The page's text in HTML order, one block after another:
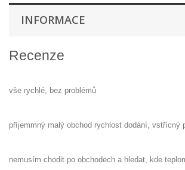
INFORMACE
Recenze
vše rychlé, bez problémů
příjemmný malý obchod rychlost dodání, vstřícný
nemusím chodit po obchodech a hledat, kde